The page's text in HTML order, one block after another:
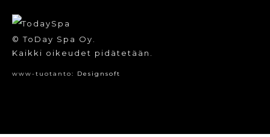
© ToDay Spa Oy.
Kaikki oikeudet pidätetään.
www-tuotanto: Designsoft